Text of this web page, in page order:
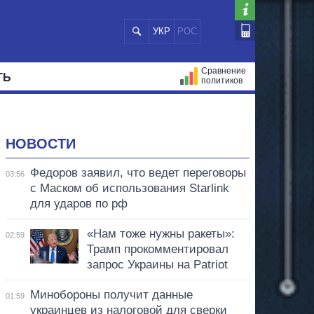
УКР РОС
Сравнение
политиков
НОВОСТИ
03:56
Федоров заявил, что ведет переговоры
с Маском об использования Starlink
для ударов по рф
02:59
«Нам тоже нужны ракеты»:
Трамп прокомментировал
запрос Украины на Patriot
01:59
Минобороны получит данные
украинцев из налоговой для сверки